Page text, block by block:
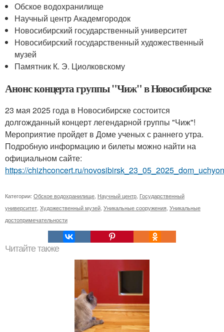
Обское водохранилище
Научный центр Академгородок
Новосибирский государственный университет
Новосибирский государственный художественный
музей
Памятник К. Э. Циолковскому
Анонс концерта группы "Чиж" в Новосибирске
23 мая 2025 года в Новосибирске состоится
долгожданный концерт легендарной группы "Чиж"!
Мероприятие пройдет в Доме ученых с раннего утра.
Подробную информацию и билеты можно найти на
официальном сайте:
https://chizhconcert.ru/
Категории: Обское водохранилище Научный центр Государственный
университет Художественный музей Уникальные сооружения Уникальные
достопримечательности
Читайте также